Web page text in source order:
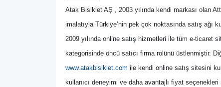
Atak Bisiklet AŞ , 2003 yılında kendi markası olan
imalatıyla Türkiye’nin pek çok noktasında satış ağı
2009 yılında online satış hizmetleri ile tüm e-ticaret
kategorisinde öncü satıcı firma rolünü üstlenmiştir.
www.atakbisiklet.com ile kendi online satış sitesini
kullanıcı deneyimi ve daha avantajlı fiyat